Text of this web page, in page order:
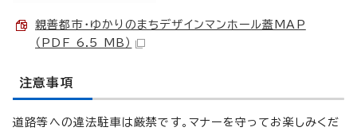
親善都市・ゆかりのまちデザインマンホール蓋MAP
（PDF 6.5 MB）
注意事項
道路等への違法駐車は厳禁です。マナーを守ってお楽しみくだ